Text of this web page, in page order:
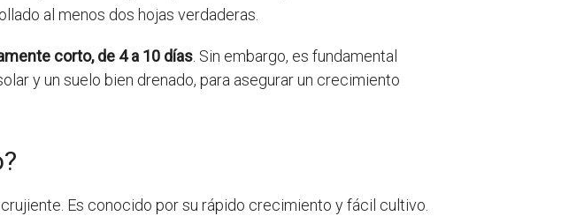
al menos dos hojas verdaderas.
corto, de 4 a 10 días . Sin embargo, es fundamental
y un suelo bien drenado, para asegurar un crecimiento
Es conocido por su rápido crecimiento y fácil cultivo.